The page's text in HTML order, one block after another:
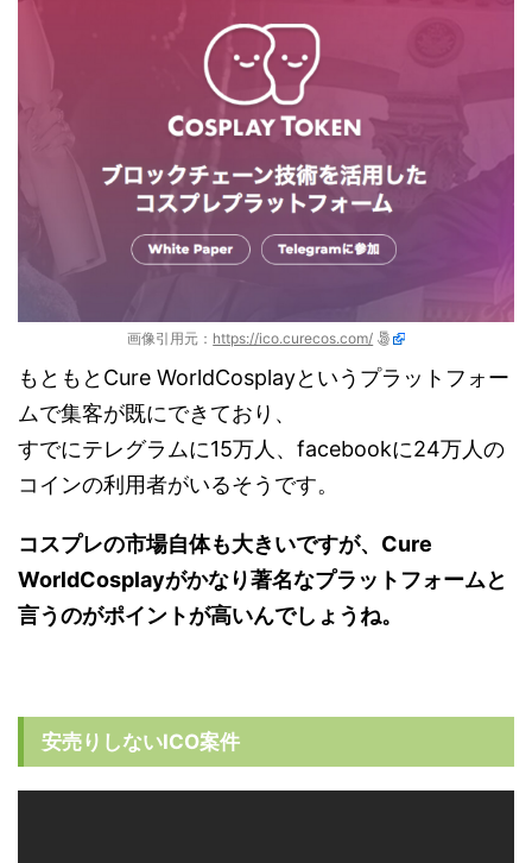
画像引用元： https://ico.curecos.com/
もともとCure WorldCosplayというプラットフォー
ムで集客が既にできており、
すでにテレグラムに15万人、facebookに24万人の
コインの利用者がいるそうです。
コスプレの市場自体も大きいですが、Cure
WorldCosplayがかなり著名なプラットフォームと
言うのがポイントが高いんでしょうね。
安売りしないICO案件